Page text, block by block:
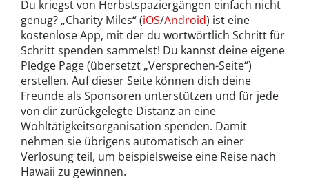
Du kriegst von Herbstspaziergängen einfach nicht
genug? „Charity Miles“ (iOS/Android) ist eine
kostenlose App, mit der du wortwörtlich Schritt für
Schritt spenden sammelst! Du kannst deine eigene
Pledge Page (übersetzt „Versprechen-Seite“)
erstellen. Auf dieser Seite können dich deine
Freunde als Sponsoren unterstützen und für jede
von dir zurückgelegte Distanz an eine
Wohltätigkeitsorganisation spenden. Damit
nehmen sie übrigens automatisch an einer
Verlosung teil, um beispielsweise eine Reise nach
Hawaii zu gewinnen.